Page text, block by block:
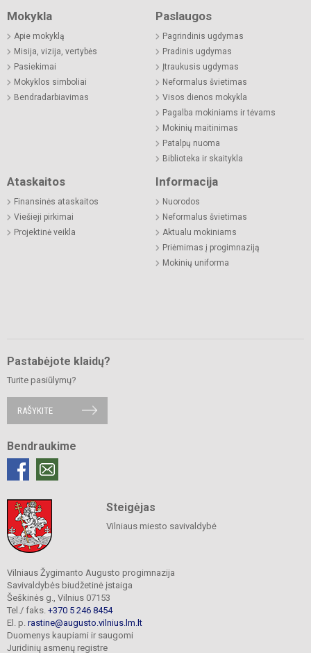
Mokykla
Apie mokyklą
Misija, vizija, vertybės
Pasiekimai
Mokyklos simboliai
Bendradarbiavimas
Paslaugos
Pagrindinis ugdymas
Pradinis ugdymas
Įtraukusis ugdymas
Neformalus švietimas
Visos dienos mokykla
Pagalba mokiniams ir tėvams
Mokinių maitinimas
Patalpų nuoma
Biblioteka ir skaitykla
Ataskaitos
Finansinės ataskaitos
Viešieji pirkimai
Projektinė veikla
Informacija
Nuorodos
Neformalus švietimas
Aktualu mokiniams
Priėmimas į progimnaziją
Mokinių uniforma
Pastabėjote klaidų?
Turite pasiūlymų?
RAŠYKITE
Bendraukime
Steigėjas
Vilniaus miesto savivaldybė
Vilniaus Žygimanto Augusto progimnazija
Savivaldybės biudžetinė įstaiga
Šeškinės g., Vilnius 07153
Tel./ faks. +370 5 246 8454
El. p. rastine@augusto.vilnius.lm.lt
Duomenys kaupiami ir saugomi
Juridinių asmenų registre